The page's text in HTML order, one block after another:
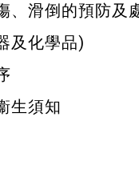
、滑倒的預防及
及化學品)
生須知